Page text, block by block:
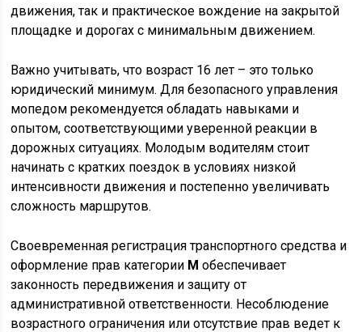
движения, так и практическое вождение на закрытой
площадке и дорогах с минимальным движением.
Важно учитывать, что возраст 16 лет – это только
юридический минимум. Для безопасного управления
мопедом рекомендуется обладать навыками и
опытом, соответствующими уверенной реакции в
дорожных ситуациях. Молодым водителям стоит
начинать с кратких поездок в условиях низкой
интенсивности движения и постепенно увеличивать
сложность маршрутов.
Своевременная регистрация транспортного средства и
оформление прав категории M обеспечивает
законность передвижения и защиту от
административной ответственности. Несоблюдение
возрастного ограничения или отсутствие прав ведет к